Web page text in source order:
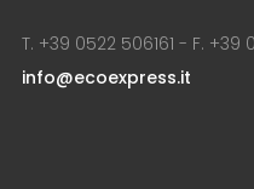
T. +39 0522 506161 - F. +39
info@ecoexpress.it